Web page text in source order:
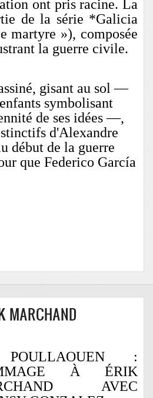
ont pris racine. La
de la série *Galicia
martyre »), composée
la guerre civile.
gisant au sol —
symbolisant
de ses idées —,
d'Alexandre
début de la guerre
que Federico García
MARCHAND
:
À ÉRIK
AVEC